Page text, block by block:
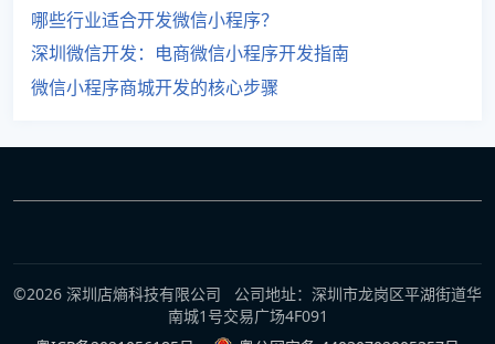
哪些行业适合开发微信小程序？
深圳微信开发：电商微信小程序开发指南
微信小程序商城开发的核心步骤
©2026 深圳店熵科技有限公司 公司地址：深圳市龙岗区平湖街道华
南城1号交易广场4F091